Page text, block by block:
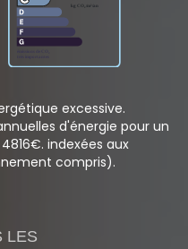
excessive.
d'énergie pour un
indexées aux
compris).
LES